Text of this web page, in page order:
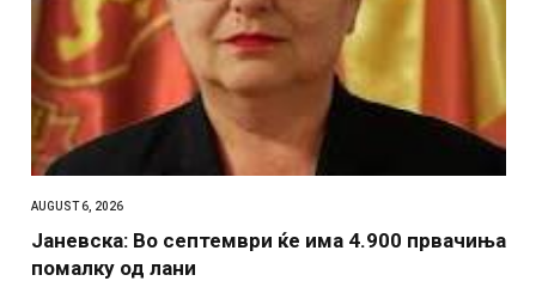
AUGUST 6, 2026
Јаневска: Во септември ќе има 4.900 првачиња
помалку од лани